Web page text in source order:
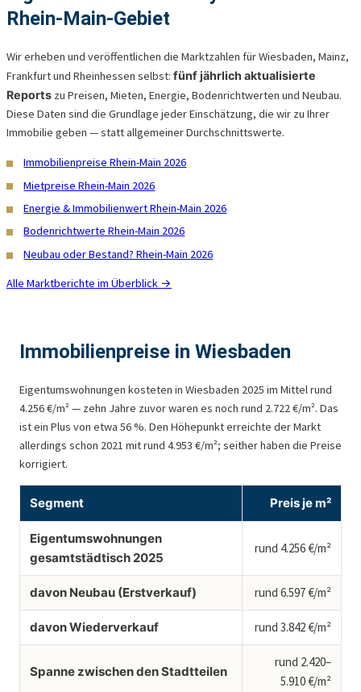
Rhein-Main-Gebiet
Wir erheben und veröffentlichen die Marktzahlen für Wiesbaden, Mainz,
Frankfurt und Rheinhessen selbst: fünf jährlich aktualisierte
Reports zu Preisen, Mieten, Energie, Bodenrichtwerten und Neubau.
Diese Daten sind die Grundlage jeder Einschätzung, die wir zu Ihrer
Immobilie geben — statt allgemeiner Durchschnittswerte.
Immobilienpreise Rhein-Main 2026
Mietpreise Rhein-Main 2026
Energie & Immobilienwert Rhein-Main 2026
Bodenrichtwerte Rhein-Main 2026
Neubau oder Bestand? Rhein-Main 2026
Alle Marktberichte im Überblick →
Immobilienpreise in Wiesbaden
Eigentumswohnungen kosteten in Wiesbaden 2025 im Mittel rund
4.256 €/m² — zehn Jahre zuvor waren es noch rund 2.722 €/m². Das
ist ein Plus von etwa 56 %. Den Höhepunkt erreichte der Markt
allerdings schon 2021 mit rund 4.953 €/m²; seither haben die Preise
korrigiert.
Segment Preis je m²
Eigentumswohnungen
gesamtstädtisch 2025
rund 4.256 €/m²
davon Neubau (Erstverkauf) rund 6.597 €/m²
davon Wiederverkauf rund 3.842 €/m²
Spanne zwischen den Stadtteilen
rund 2.420–
5.910 €/m²